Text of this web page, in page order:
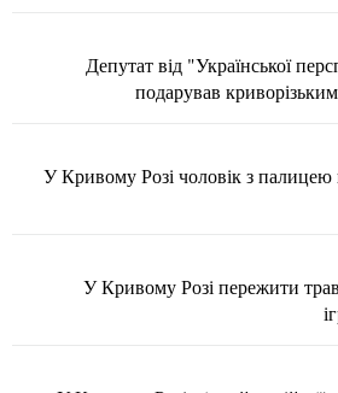
Депутат від "Української
подарував
У Кривому Розі чоловік з палицею
У Кривому Розі пережити